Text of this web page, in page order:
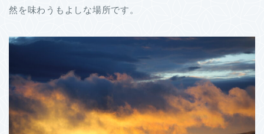
然を味わうもよしな場所です。